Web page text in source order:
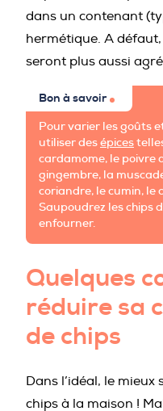
dans un contenant
hermétique. A
seront plus aussi
Bon à savoir
Pour varier les goûts
utiliser desépices
cardamome, le poivre
gingembre, la
coriandre, le cumin, le
Saupoudrez les chips
enfourner.
Quelques
réduire sa
de chips
Dans l’idéal, le
chips à la maison !